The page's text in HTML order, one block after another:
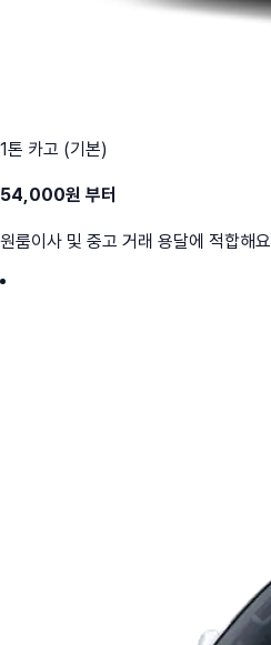
1톤 카고 (기본)
54,000원 부터
원룸이사 및 중고 거래 용달에 적합해요